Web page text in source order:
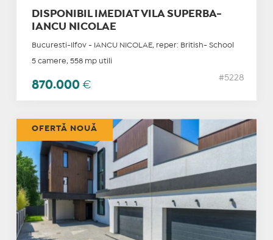
DISPONIBIL IMEDIAT VILA SUPERBA-
IANCU NICOLAE
Bucuresti-Ilfov - IANCU NICOLAE, reper: British- School
5 camere, 558 mp utili
870.000 €
#5228
OFERTĂ NOUĂ